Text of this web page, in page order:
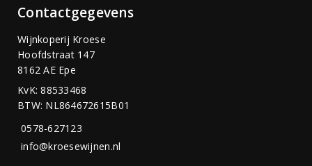
Contactgegevens
Wijnkoperij Kroese
Hoofdstraat 147
8162 AE Epe
KvK: 88533468
BTW: NL864672615B01
0578-627123
info@kroesewijnen.nl